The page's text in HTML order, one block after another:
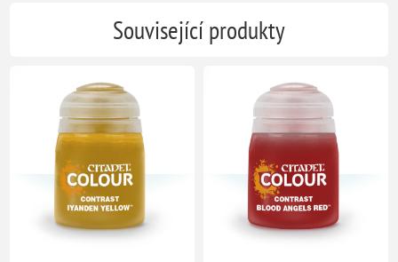
Související produkty